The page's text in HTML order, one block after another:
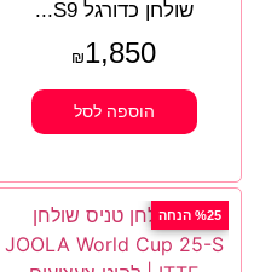
שולחן כדורגל S9...
₪1,850
הוספה לסל
%25 הנחה